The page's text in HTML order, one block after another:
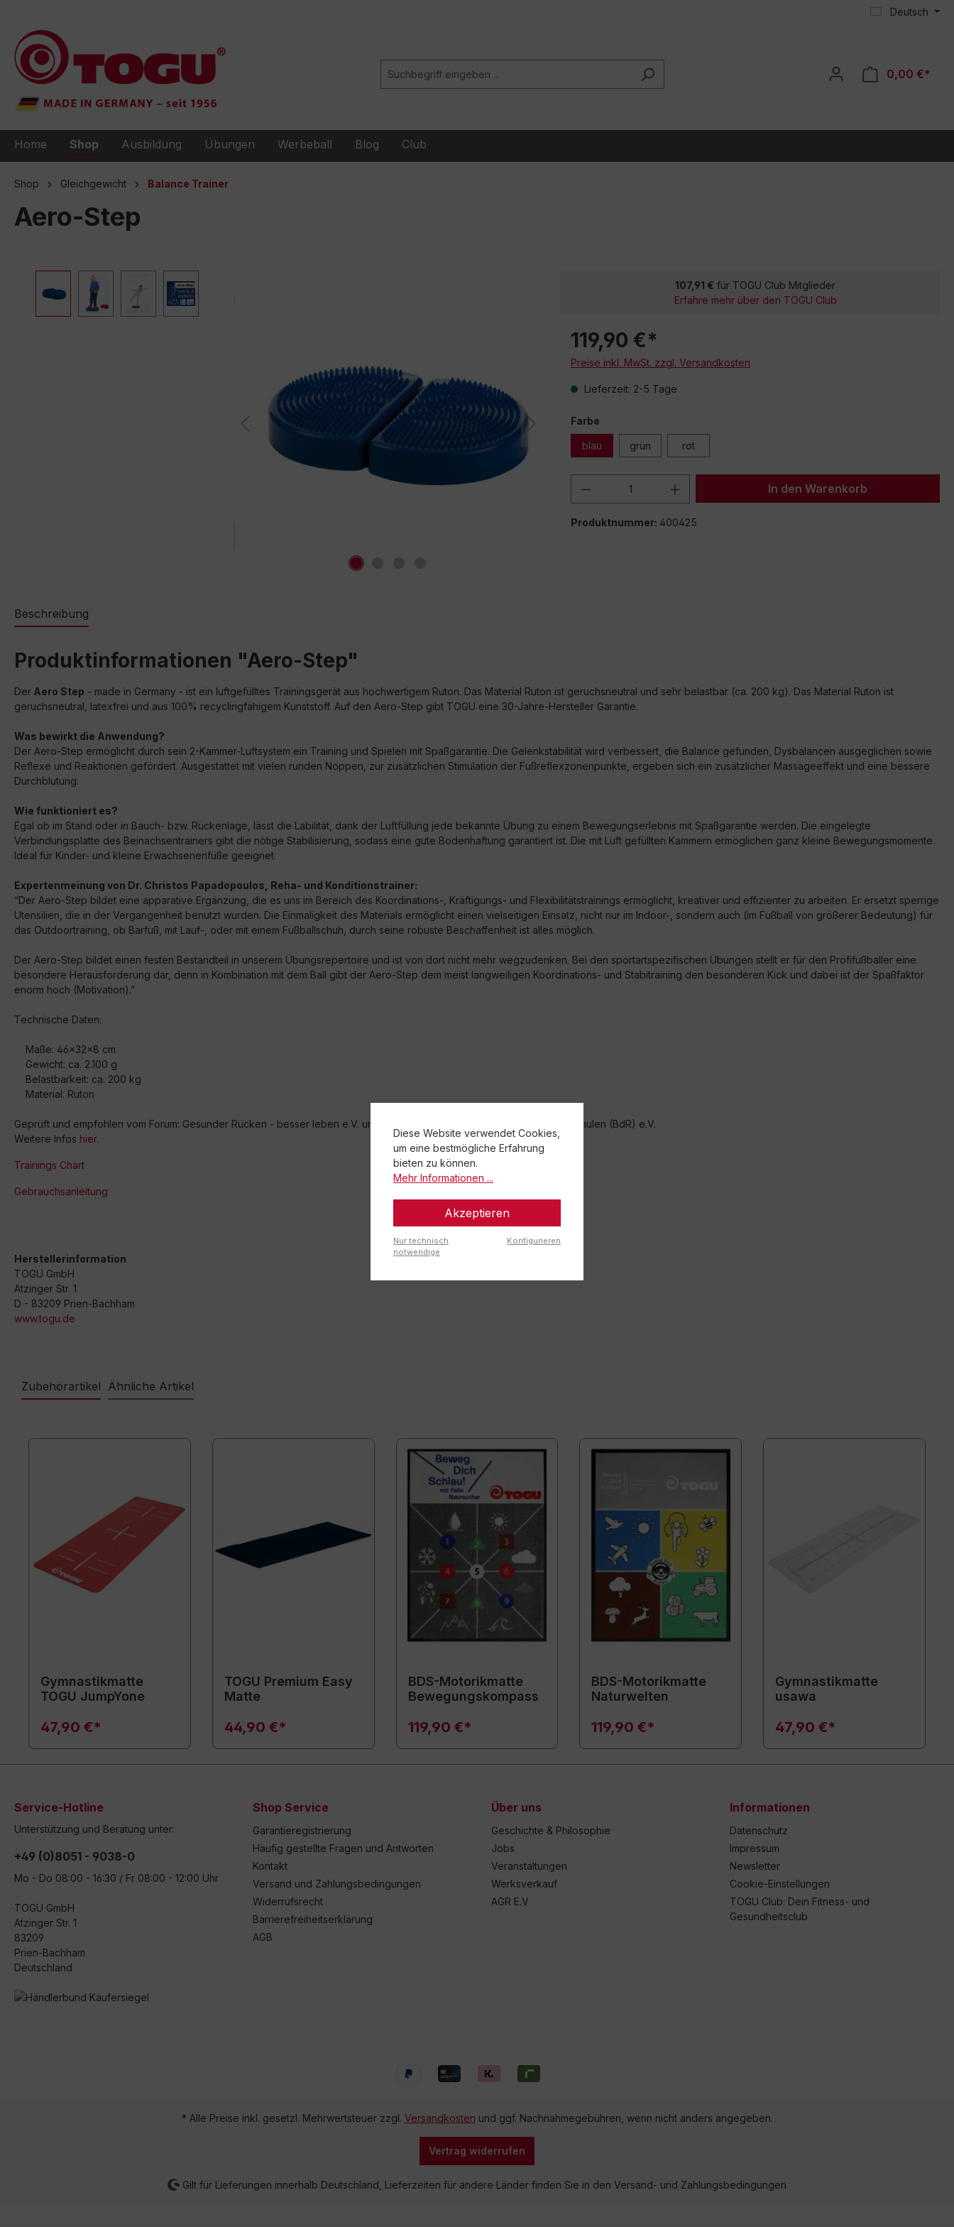
Deutsch
0,00 €*
Home Shop Ausbildung Übungen Werbeball Blog Club
Shop Gleichgewicht Balance Trainer
Aero-Step
107,91 € für TOGU Club Mitglieder
Erfahre mehr über den TOGU Club
119,90 €*
Preise inkl. MwSt. zzgl. Versandkosten
Lieferzeit: 2-5 Tage
Farbe
blau grün rot
Produkt Anzahl: Gib den gewünschten Wert
In den Warenkorb
Produktnummer: 400425
Beschreibung
Produktinformationen "Aero-Step"
Der Aero Step - made in Germany - ist ein luftgefülltes Trainingsgerät aus hochwertigem Ruton. Das Material Ruton ist geruchsneutral und sehr belastbar (ca. 200 kg). Das Material Ruton ist
geruchsneutral, latexfrei und aus 100% recyclingfähigem Kunststoff. Auf den Aero-Step gibt TOGU eine 30-Jahre-Hersteller Garantie.
Was bewirkt die Anwendung?
Der Aero-Step ermöglicht durch sein 2-Kammer-Luftsystem ein Training und Spielen mit Spaßgarantie. Die Gelenkstabilität wird verbessert, die Balance gefunden, Dysbalancen ausgeglichen sowie
Reflexe und Reaktionen gefördert. Ausgestattet mit vielen runden Noppen, zur zusätzlichen Stimulation der Fußreflexzonenpunkte, ergeben sich ein zusätzlicher Massageeffekt und eine bessere
Durchblutung.
Wie funktioniert es?
Egal ob im Stand oder in Bauch- bzw. Rückenlage, lässt die Labilität, dank der Luftfüllung jede bekannte Übung zu einem Bewegungserlebnis mit Spaßgarantie werden. Die eingelegte
Verbindungsplatte des Beinachsentrainers gibt die nötige Stabilisierung, sodass eine gute Bodenhaftung garantiert ist. Die mit Luft gefüllten Kammern ermöglichen ganz kleine Bewegungsmomente.
Ideal für Kinder- und kleine Erwachsenenfüße geeignet.
Expertenmeinung von Dr. Christos Papadopoulos, Reha- und Konditionstrainer:
“Der Aero-Step bildet eine apparative Ergänzung, die es uns im Bereich des Koordinations-, Kräftigungs- und Flexibilitätstrainings ermöglicht, kreativer und effizienter zu arbeiten. Er ersetzt sperrige
Utensilien, die in der Vergangenheit benutzt wurden. Die Einmaligkeit des Materials ermöglicht einen vielseitigen Einsatz, nicht nur im Indoor-, sondern auch (im Fußball von größerer Bedeutung) für
das Outdoortraining, ob Barfuß, mit Lauf-, oder mit einem Fußballschuh, durch seine robuste Beschaffenheit ist alles möglich.
Der Aero-Step bildet einen festen Bestandteil in unserem Übungsrepertoire und ist von dort nicht mehr wegzudenken. Bei den sportartspezifischen Übungen stellt er für den Profifußballer eine
besondere Herausforderung dar, denn in Kombination mit dem Ball gibt der Aero-Step dem meist langweiligen Koordinations- und Stabitraining den besonderen Kick und dabei ist der Spaßfaktor
enorm hoch (Motivation).”
Technische Daten:
Maße: 46x32x8 cm
Gewicht: ca. 2.100 g
Belastbarkeit: ca. 200 kg
Material: Ruton
Geprüft und empfohlen vom Forum: Gesunder Rücken - besser leben e.V. und dem Bundesverband deutscher Rückenschulen (BdR) e.V.
Weitere Infos hier.
Trainings Chart
Gebrauchsanleitung
Herstellerinformation
TOGU GmbH
Atzinger Str. 1
D - 83209 Prien-Bachham
www.togu.de
Zubehörartikel Ähnliche Artikel
Gymnastikmatte
TOGU JumpYone
47,90 €*
TOGU Premium Easy
Matte
44,90 €*
BDS-Motorikmatte
Bewegungskompass
119,90 €*
BDS-Motorikmatte
Naturwelten
119,90 €*
Gymnastikmatte
usawa
47,90 €*
Service-Hotline
Unterstützung und Beratung unter:
+49 (0)8051 - 9038-0
Mo - Do 08:00 - 16:30 / Fr 08:00 - 12:00 Uhr
TOGU GmbH
Atzinger Str. 1
83209
Prien-Bachham
Deutschland
Shop Service
Garantieregistrierung
Häufig gestellte Fragen und Antworten
Kontakt
Versand und Zahlungsbedingungen
Widerrufsrecht
Barrierefreiheitserklärung
AGB
Über uns
Geschichte & Philosophie
Jobs
Veranstaltungen
Werksverkauf
AGR E.V
Informationen
Datenschutz
Impressum
Newsletter
Cookie-Einstellungen
TOGU Club: Dein Fitness- und
Gesundheitsclub
* Alle Preise inkl. gesetzl. Mehrwertsteuer zzgl. Versandkosten und ggf. Nachnahmegebühren, wenn nicht anders angegeben.
Vertrag widerrufen
Gilt für Lieferungen innerhalb Deutschland, Lieferzeiten für andere Länder finden Sie in den Versand- und Zahlungsbedingungen
Diese Website verwendet Cookies,
um eine bestmögliche Erfahrung
bieten zu können.
Mehr Informationen ...
Akzeptieren
Nur technisch
notwendige
Konfigurieren